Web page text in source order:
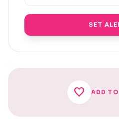
SET
favorite ADD